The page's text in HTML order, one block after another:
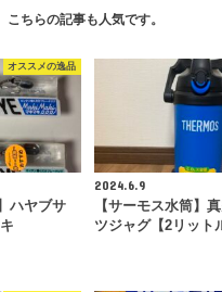
こちらの記事も人気です。
オススメの逸品
ハヤブサ
2024.6.9
【サーモス水筒】
ツジャグ【2リット